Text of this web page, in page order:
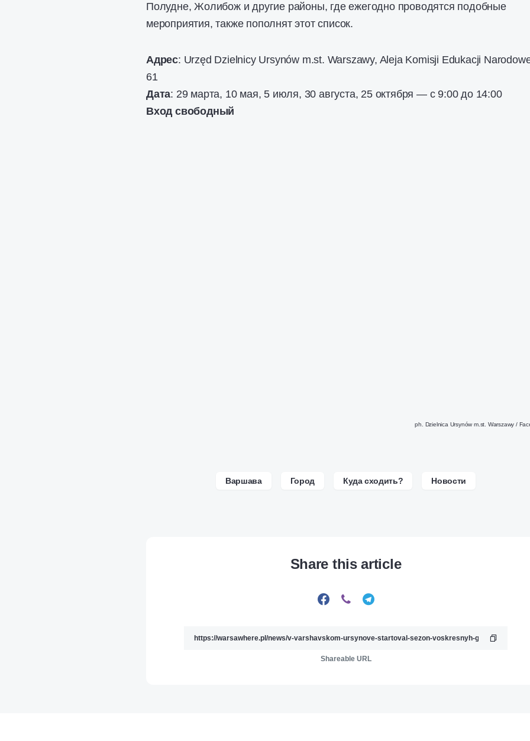
Полудне, Жолибож и другие районы, где ежегодно проводятся подобные
мероприятия, также пополнят этот список.
Адрес: Urzęd Dzielnicy Ursynów m.st. Warszawy, Aleja Komisji Edukacji
61
Дата: 29 марта, 10 мая, 5 июля, 30 августа, 25 октября — с 9:00 до 14:00
Вход свободный
ph. Dzielnica Ursynów m.st. Warszawy /
Варшава Город Куда сходить? Новости
Share this article
Shareable URL